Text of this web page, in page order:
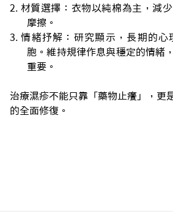
材質選擇：衣物以純棉為主，減
摩擦。
情緒抒解：研究顯示，長期的心
胞。維持規律作息與穩定的情緒
重要。
治療濕疹不能只靠「藥物止癢」，更
的全面修復。